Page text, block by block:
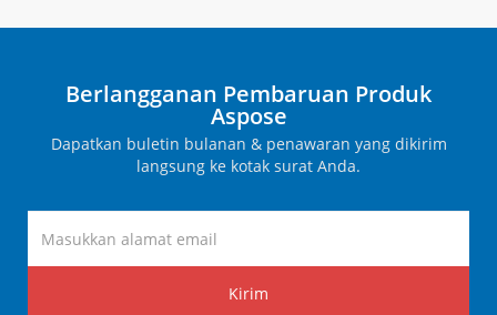
Berlangganan Pembaruan Produk
Aspose
Dapatkan buletin bulanan & penawaran yang dikirim
langsung ke kotak surat Anda.
Kirim